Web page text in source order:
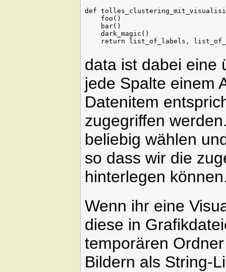
def
    foo()
    bar()
    dark_magic()
data ist dabei eine
jede Spalte einem
Datenitem
zugegriffen
beliebig wählen
so dass wir die
hinterlegen
Wenn ihr eine
diese in
temporären
Bildern als String-